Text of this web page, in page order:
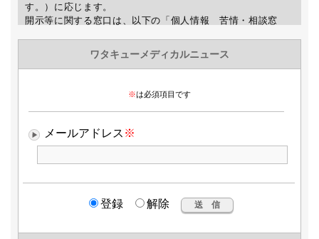
す。）に応じます。
開示等に関する窓口は、以下の「個人情報 苦情・相談窓
7.個人情報を入力するにあたっての注意事項
個人情報の提供は任意ですが、正確な情報をご提供いただけ
場合がありますので、予めご了承下さい。
クッキーやウェブビーコン等を用いるなどして、本人が容易
に認識できない方法による個人情報の取得は行っておりませ
9.個人情報の安全管理措置について
取得した個人情報の漏洩、滅失または毀損の防止及び是正、
その他個人情報の安全管理のために必要かつ適切な措置を講